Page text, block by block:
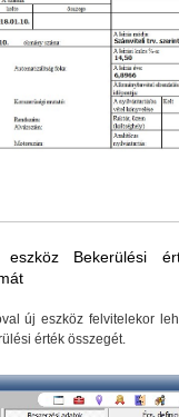
Bekerülési
új eszköz felvitelekor
érték összegét.